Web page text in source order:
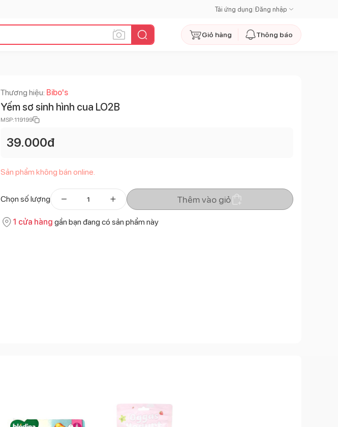
Tải ứng dụng Đăng nhập
Giỏ hàng Thông báo
Thương hiệu: Bibo's
Yếm sơ sinh hình cua LO2B
MSP:119199
39.000đ
Sản phẩm không bán online.
Chọn số lượng Thêm vào giỏ
1 cửa hàng gần bạn đang có sản phẩm này